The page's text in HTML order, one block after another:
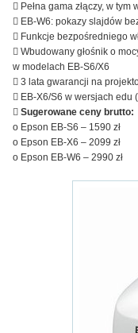
 Pełna gama złączy, w
 EB-W6: pokazy slajdów
 Funkcje bezpośredniego
 Wbudowany głośnik o
w modelach EB-S6/X6
 3 lata gwarancji na
 EB-X6/S6 w wersjach edu
 Sugerowane ceny brutto:
o Epson EB-S6 – 1590 zł
o Epson EB-X6 – 2099 zł
o Epson EB-W6 – 2990 zł